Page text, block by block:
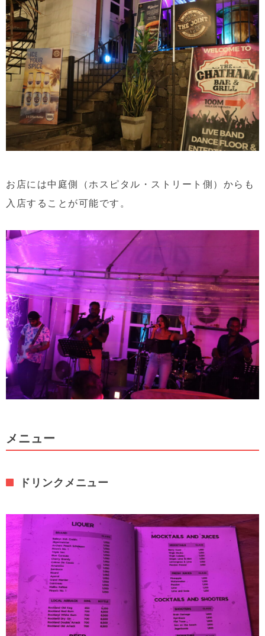
お店には中庭側（ホスピタル・ストリート側）からも
入店することが可能です。
メニュー
ドリンクメニュー